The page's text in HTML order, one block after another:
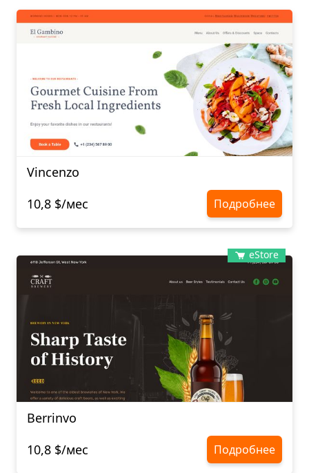
Vincenzo
10,8 $/мес
Подробнее
eStore
Berrinvo
10,8 $/мес
Подробнее